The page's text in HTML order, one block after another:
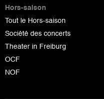
Hors-saison
Tout le Hors-saison
Société des concerts
Theater in Freiburg
OCF
NOF